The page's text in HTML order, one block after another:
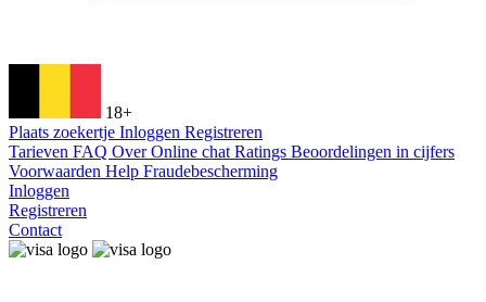
18+
Plaats zoekertje Inloggen Registreren
Tarieven FAQ OverOnline chat Ratings Beoordelingen in cijfers
Voorwaarden Help Fraudebescherming
Inloggen
Registreren
Contact